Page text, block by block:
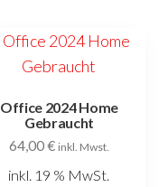
Office 2024 Home
Gebraucht
64,00€ inkl. Mwst.
inkl. 19 % MwSt.